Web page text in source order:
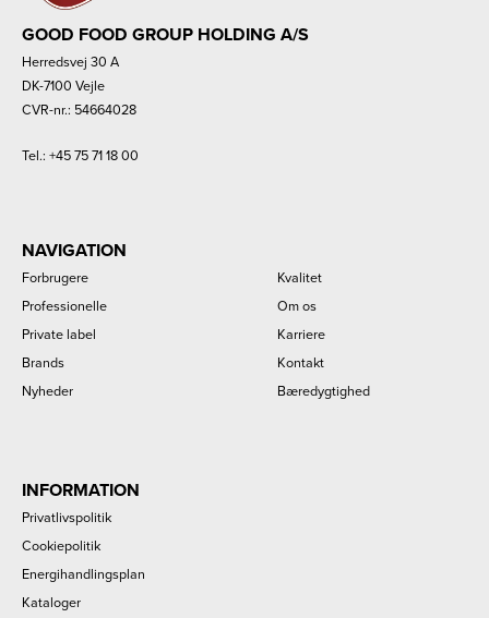
GOOD FOOD GROUP HOLDING A/S
Herredsvej 30 A
DK-7100 Vejle
CVR-nr.: 54664028
Tel.: +45 75 71 18 00
NAVIGATION
Forbrugere
Professionelle
Private label
Brands
Nyheder
Kvalitet
Om os
Karriere
Kontakt
Bæredygtighed
INFORMATION
Privatlivspolitik
Cookiepolitik
Energihandlingsplan
Kataloger